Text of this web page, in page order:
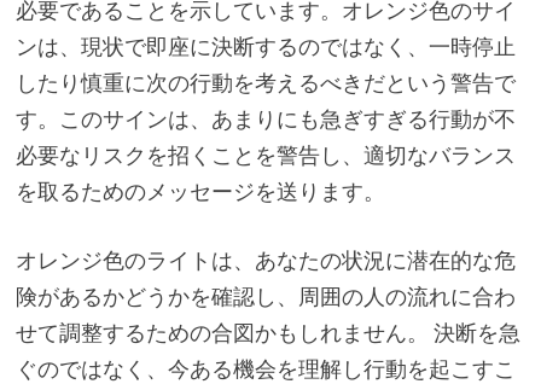
必要であることを示しています。オレンジ色のサイ
ンは、現状で即座に決断するのではなく、一時停止
したり慎重に次の行動を考えるべきだという警告で
す。このサインは、あまりにも急ぎすぎる行動が不
必要なリスクを招くことを警告し、適切なバランス
を取るためのメッセージを送ります。
オレンジ色のライトは、あなたの状況に潜在的な危
険があるかどうかを確認し、周囲の人の流れに合わ
せて調整するための合図かもしれません。 決断を急
ぐのではなく、今ある機会を理解し行動を起こすこ